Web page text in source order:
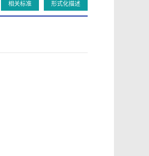
相关标准 形式化描述